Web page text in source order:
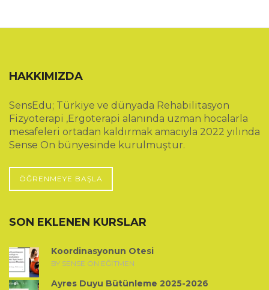
HAKKIMIZDA
SensEdu; Türkiye ve dünyada Rehabilitasyon
Fizyoterapi ,Ergoterapi alanında uzman hocalarla
mesafeleri ortadan kaldırmak amacıyla 2022 yılında
Sense On bünyesinde kurulmuştur.
ÖĞRENMEYE BAŞLA
SON EKLENEN KURSLAR
Koordinasyonun Ötesi
BY SENSE ON EĞITMEN
Ayres Duyu Bütünleme 2025-2026